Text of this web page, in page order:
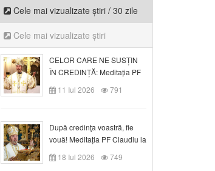
Cele mai vizualizate știri / 30 zile
Cele mai vizualizate știri
CELOR CARE NE SUSȚIN
ÎN CREDINȚĂ: Meditația PF
Claudiu la Duminica a VI-a
după Rusalii
11 Iul 2026 791
După credinţa voastră, fie
vouă! Meditația PF Claudiu la
duminica a VII-a după Rusalii
18 Iul 2026 749